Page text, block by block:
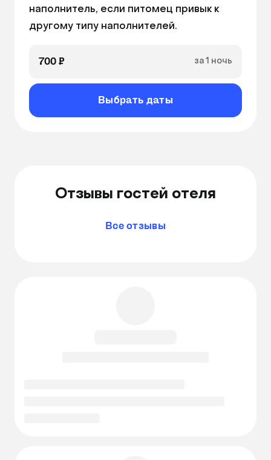
наполнитель, если питомец привык к
другому типу наполнителей.
700 ₽ за 1 ночь
Выбрать даты
Отзывы гостей отеля
Все отзывы